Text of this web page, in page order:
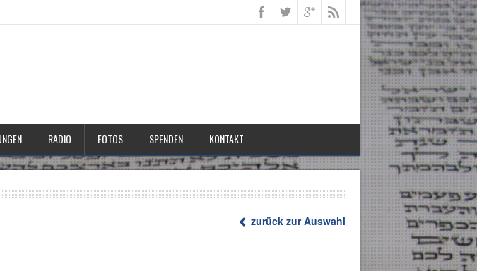
RADIO FOTOS SPENDEN KONTAKT
zurück zur Auswahl